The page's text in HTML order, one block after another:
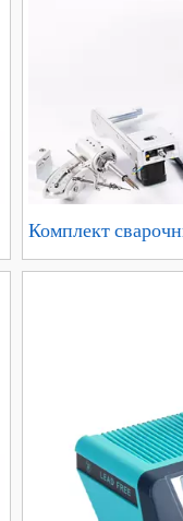
Комплект
Automation